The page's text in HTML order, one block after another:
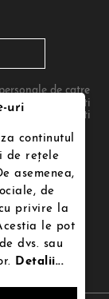
de catre
cu legea. Te poti
sa folosesti
uri
continutul
de rețele
asemenea,
de
privire la
le pot
dvs. sau
Detalii...